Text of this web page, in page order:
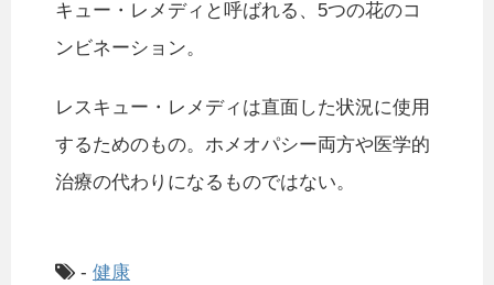
キュー・レメディと呼ばれる、5つの花のコ
ンビネーション。
レスキュー・レメディは直面した状況に使用
するためのもの。ホメオパシー両方や医学的
治療の代わりになるものではない。
- 健康